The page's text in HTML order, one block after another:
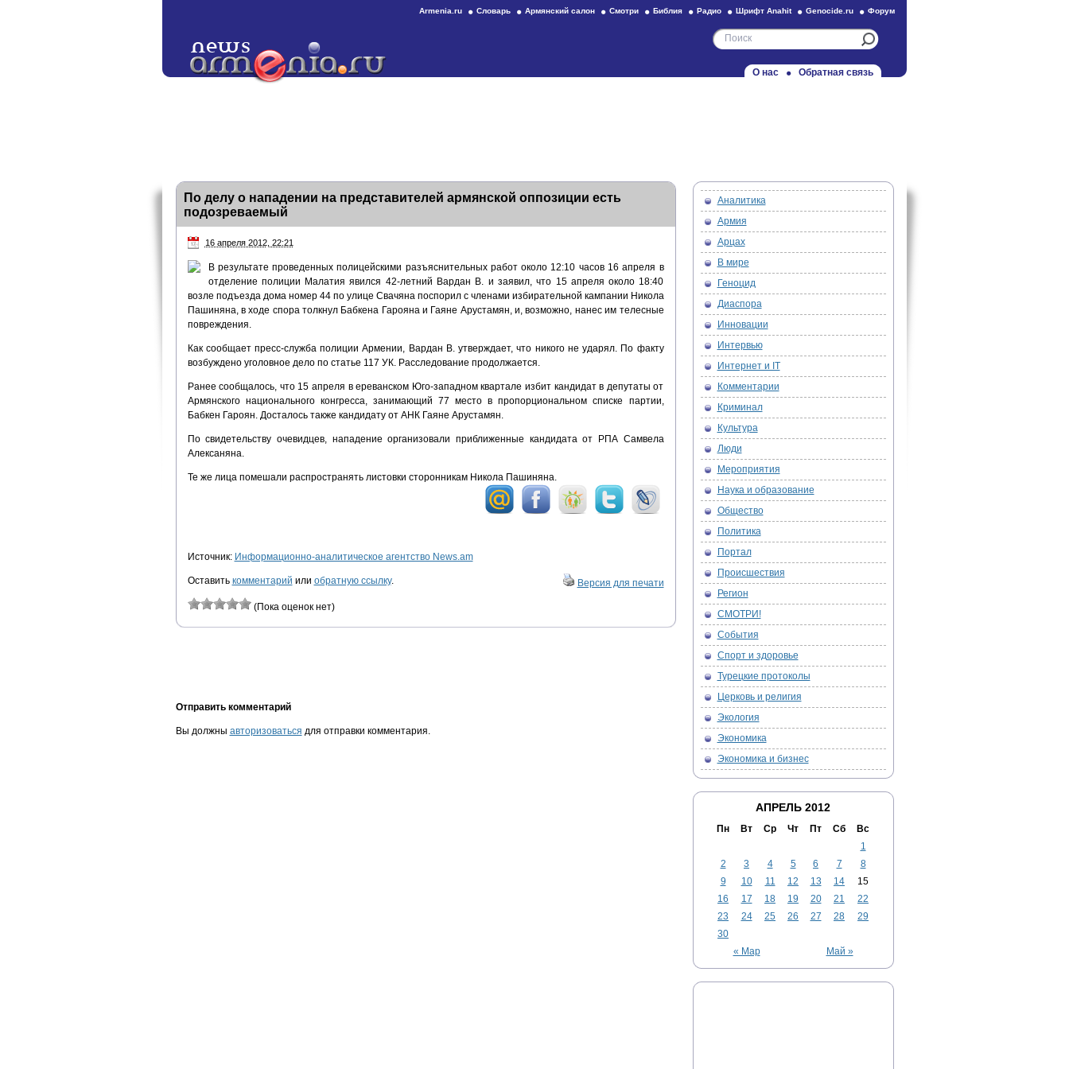
Armenia.ru Словарь Армянский салон Смотри Библия Радио Шрифт Anahit Genocide.ru Форум
О нас Обратная связь
По делу о нападении на представителей армянской оппозиции есть
подозреваемый
16 апреля 2012, 22:21
В результате проведенных полицейскими разъяснительных работ около 12:10 часов 16 апреля в
отделение полиции Малатия явился 42-летний Вардан В. и заявил, что 15 апреля около 18:40
возле подъезда дома номер 44 по улице Свачяна поспорил с членами избирательной кампании Никола
Пашиняна, в ходе спора толкнул Бабкена Гарояна и Гаяне Арустамян, и, возможно, нанес им телесные
повреждения.
Как сообщает пресс-служба полиции Армении, Вардан В. утверждает, что никого не ударял. По факту
возбуждено уголовное дело по статье 117 УК. Расследование продолжается.
Ранее сообщалось, что 15 апреля в ереванском Юго-западном квартале избит кандидат в депутаты от
Армянского национального конгресса, занимающий 77 место в пропорциональном списке партии,
Бабкен Гароян. Досталось также кандидату от АНК Гаяне Арустамян.
По свидетельству очевидцев, нападение организовали приближенные кандидата от РПА Самвела
Алексаняна.
Те же лица помешали распространять листовки сторонникам Никола Пашиняна.
Источник: Информационно-аналитическое агентство News.am
Оставить комментарий или обратную ссылку. Версия для печати
(Пока оценок нет)
Отправить комментарий
Вы должны авторизоваться для отправки комментария.
Аналитика
Армия
Арцах
В мире
Геноцид
Диаспора
Инновации
Интервью
Интернет и IT
Комментарии
Криминал
Культура
Люди
Мероприятия
Наука и образование
Общество
Политика
Портал
Происшествия
Регион
СМОТРИ!
События
Спорт и здоровье
Турецкие протоколы
Церковь и религия
Экология
Экономика
Экономика и бизнес
АПРЕЛЬ 2012
Пн Вт Ср Чт Пт Сб Вс
« Мар Май »
1
2
3 4 5 6 7
8
9
10 11 12 13 14
15
16
17 18 19 20 21
22
23
24 25 26 27 28
29
30